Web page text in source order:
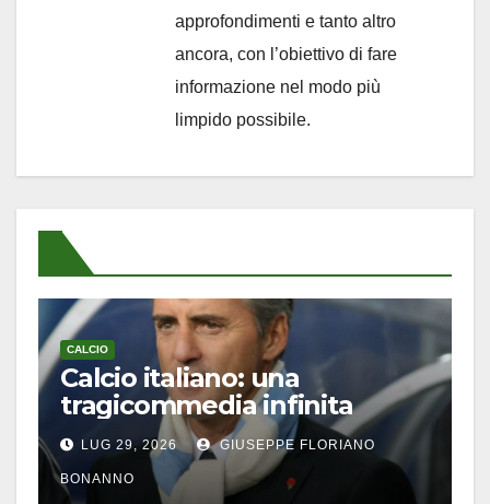
approfondimenti e tanto altro
ancora, con l’obiettivo di fare
informazione nel modo più
limpido possibile.
CALCIO
Calcio italiano: una
tragicommedia infinita
LUG 29, 2026 GIUSEPPE FLORIANO
BONANNO